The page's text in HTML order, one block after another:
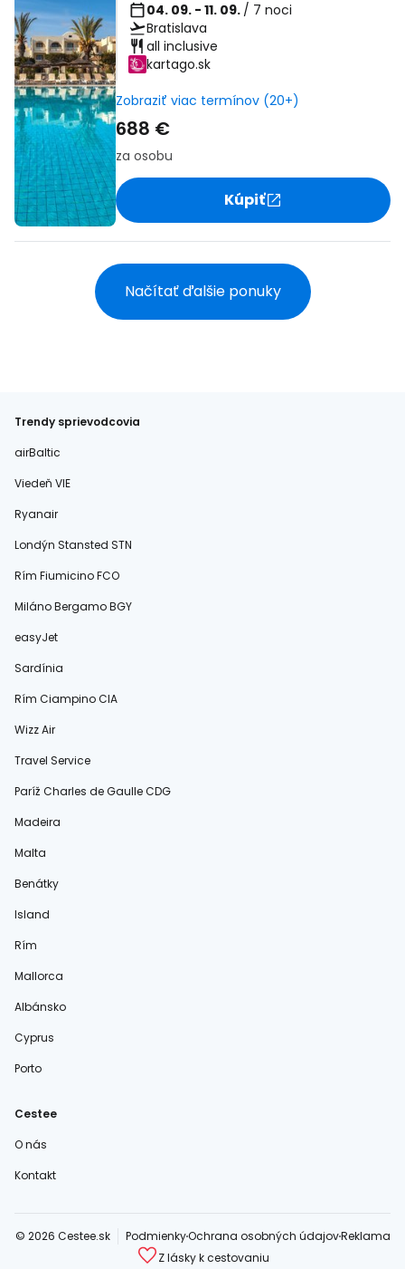
04. 09. - 11. 09. / 7 noci
Bratislava
all inclusive
kartago.sk
Zobraziť viac termínov (20+)
688 €
za osobu
Kúpiť
Načítať ďalšie ponuky
Trendy sprievodcovia
airBaltic
Viedeň VIE
Ryanair
Londýn Stansted STN
Rím Fiumicino FCO
Miláno Bergamo BGY
easyJet
Sardínia
Rím Ciampino CIA
Wizz Air
Travel Service
Paríž Charles de Gaulle CDG
Madeira
Malta
Benátky
Island
Rím
Mallorca
Albánsko
Cyprus
Porto
Cestee
O nás
Kontakt
© 2026 Cestee.sk PodmienkyOchrana osobných údajovReklama
Z lásky k cestovaniu